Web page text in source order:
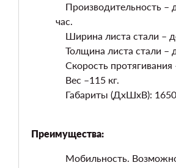
Производительность –
час.
Ширина листа стали –
Толщина листа стали –
Скорость
Вес –115 кг.
Габариты (ДхШхВ):
Преимущества:
Мобильность.